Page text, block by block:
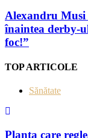
Alexandru
înaintea derby-
foc!”
TOP ARTICOLE
Sănătate
Planta care